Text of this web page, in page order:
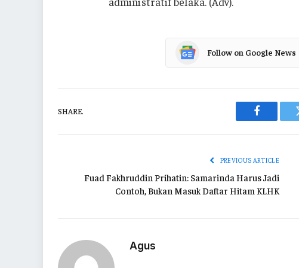
Follow on Google News
SHARE.
Facebook
PREVIOUS ARTICLE
Fuad Fakhruddin Prihatin: Samarinda Harus Jadi
Contoh, Bukan Masuk Daftar Hitam KLHK
Agus